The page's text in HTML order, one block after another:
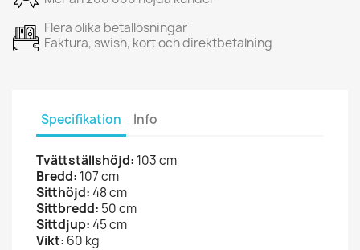
Flera olika betallösningar
Faktura, swish, kort och direktbetalning
Specifikation Info
Tvättställshöjd: 103 cm
Bredd: 107 cm
Sitthöjd:48 cm
Sittbredd: 50 cm
Sittdjup:45 cm
Vikt: 60 kg